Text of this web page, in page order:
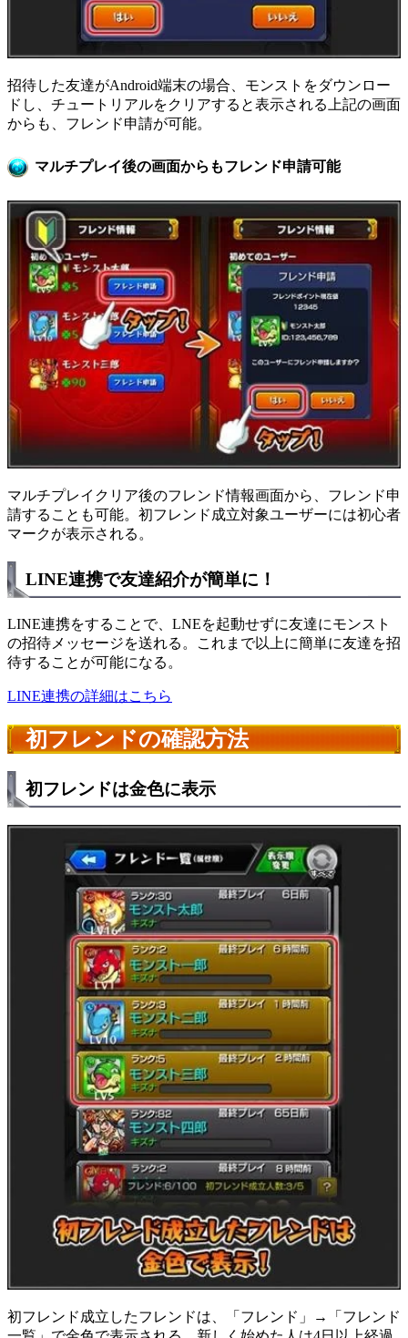
招待した友達がAndroid端末の場合、モンストをダウンロー
ドし、チュートリアルをクリアすると表示される上記の画面
からも、フレンド申請が可能。
マルチプレイ後の画面からもフレンド申請可能
マルチプレイクリア後のフレンド情報画面から、フレンド申
請することも可能。初フレンド成立対象ユーザーには初心者
マークが表示される。
LINE連携で友達紹介が簡単に！
LINE連携をすることで、LNEを起動せずに友達にモンスト
の招待メッセージを送れる。これまで以上に簡単に友達を招
待することが可能になる。
LINE連携の詳細はこちら
初フレンドの確認方法
初フレンドは金色に表示
初フレンド成立したフレンドは、「フレンド」→「フレンド